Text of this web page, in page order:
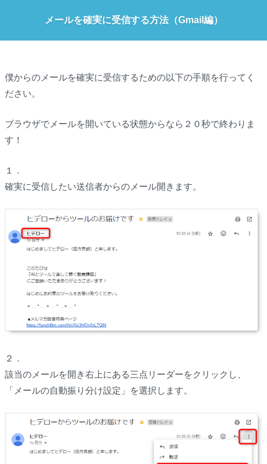
メールを確実に受信する方法（Gmail編）
僕からのメールを確実に受信するための以下の手順を行ってく
ださい。
ブラウザでメールを開いている状態からなら２０秒で終わりま
す！
１．
確実に受信したい送信者からのメール開きます。
２．
該当のメールを開き右上にある三点リーダーをクリックし、
「メールの自動振り分け設定」を選択します。